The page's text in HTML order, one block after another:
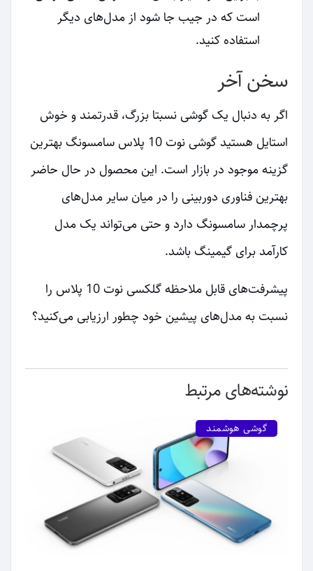
است که در جیب جا شود از مدل‌های دیگر
استفاده کنید.
سخن آخر
اگر به دنبال یک گوشی نسبتا بزرگ، قدرتمند و خوش
استایل هستید گوشی نوت 10 پلاس سامسونگ بهترین
گزینه موجود در بازار است. این محصول در حال حاضر
بهترین فناوری دوربینی را در میان سایر مدل‌های
پرچمدار سامسونگ دارد و حتی می‌تواند یک مدل
کارآمد برای گیمینگ باشد.
پیشرفت‌های قابل ملاحظه گلکسی نوت 10 پلاس را
نسبت به مدل‌های پیشین خود چطور ارزیابی می‌کنید؟
نوشته‌های مرتبط
گوشی هوشمند